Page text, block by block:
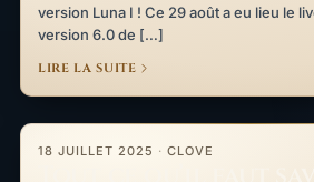
version Luna I ! Ce 29 août a eu lieu le
version 6.0 de […]
LIRE LA SUITE
18 JUILLET 2025 · CLOVE
Tout ce qu’il faut savoir sur la version